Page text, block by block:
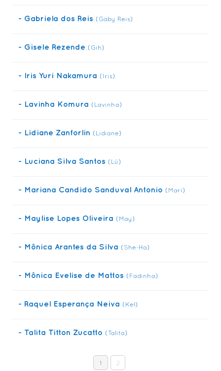
- Gabriela dos Reis (Gaby Reis)
- Gisele Rezende (Gih)
- Iris Yuri Nakamura (Iris)
- Lavinha Komura (Lavinha)
- Lidiane Zanforlin (Lidiane)
- Luciana Silva Santos (Lú)
- Mariana Candido Sanduval Antonio (Mari)
- Maylise Lopes Oliveira (May)
- Mônica Arantes da Silva (She-Ha)
- Mônica Evelise de Mattos (Fadinha)
- Raquel Esperança Neiva (Kel)
- Talita Titton Zucatto (Talita)
2